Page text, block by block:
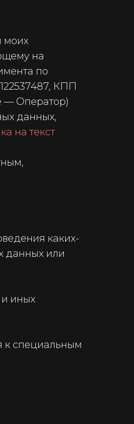
моих
на
по
КПП
— Оператор)
данных,
на текст
каких-
данных или
иных
к специальным
в